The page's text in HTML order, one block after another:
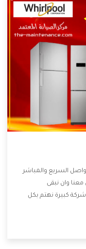
السريع والمباشر
وان نبقى
كبيرة نهتم بكل
التى تكون من أهم